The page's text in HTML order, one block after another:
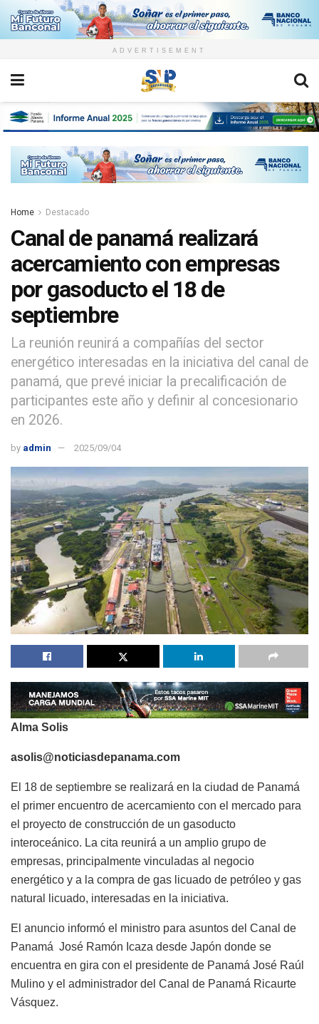
ADVERTISEMENT
Home Destacado
Canal de panamá realizará
acercamiento con empresas
por gasoducto el 18 de
septiembre
La reunión reunirá a compañías del sector
energético interesadas en la iniciativa del canal de
panamá, que prevé iniciar la precalificación de
participantes este año y definir al concesionario
en 2026.
by admin 2025/09/04
Alma Solis
asolis@noticiasdepanama.com
El 18 de septiembre se realizará en la ciudad de Panamá
el primer encuentro de acercamiento con el mercado para
el proyecto de construcción de un gasoducto
interoceánico. La cita reunirá a un amplio grupo de
empresas, principalmente vinculadas al negocio
energético y a la compra de gas licuado de petróleo y gas
natural licuado, interesadas en la iniciativa.
El anuncio informó el ministro para asuntos del Canal de
Panamá José Ramón Icaza desde Japón donde se
encuentra en gira con el presidente de Panamá José Raúl
Mulino y el administrador del Canal de Panamá Ricaurte
Vásquez.